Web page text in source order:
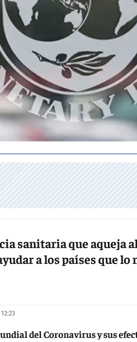
sanitaria que aqueja
a los países que lo
del Coronavirus y sus